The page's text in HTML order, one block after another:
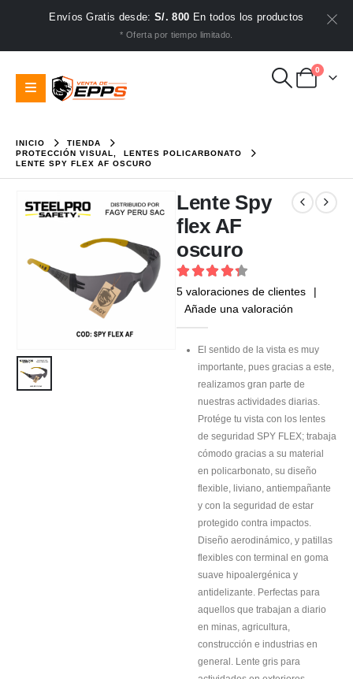
Envíos Gratis desde:S/. 800 En todos los productos
* Oferta por tiempo limitado.
0
INICIO
TIENDA
PROTECCIÓN VISUAL
LENTES POLICARBONATO
LENTE SPY FLEX AF OSCURO
Lente Spy
flex AF
oscuro
4.4out of 5
5 valoraciones de clientes
|
Añade una valoración
El sentido de la vista es muy
importante, pues gracias a este,
realizamos gran parte de
nuestras actividades diarias.
Protége tu vista con los lentes
de seguridad SPY FLEX; trabaja
cómodo gracias a su material
en policarbonato, su diseño
flexible, liviano, antiempañante
y con la seguridad de estar
protegido contra impactos.
Diseño aerodinámico, y patillas
flexibles con terminal en goma
suave hipoalergénica y
antidelizante. Perfectas para
aquellos que trabajan a diario
en minas, agricultura,
construcción e industrias en
general. Lente gris para